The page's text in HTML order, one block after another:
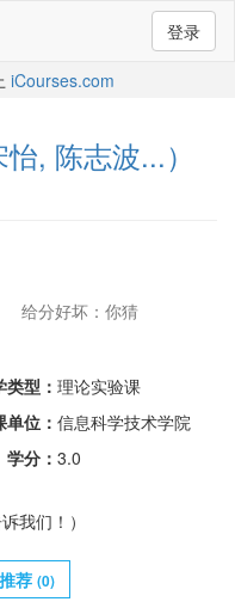
登录
iCourses.com
怡, 陈志波...）
给分好坏：你猜
类型： 理论实验课
单位： 信息科学技术学院
学分： 3.0
我们！）
荐 (0)